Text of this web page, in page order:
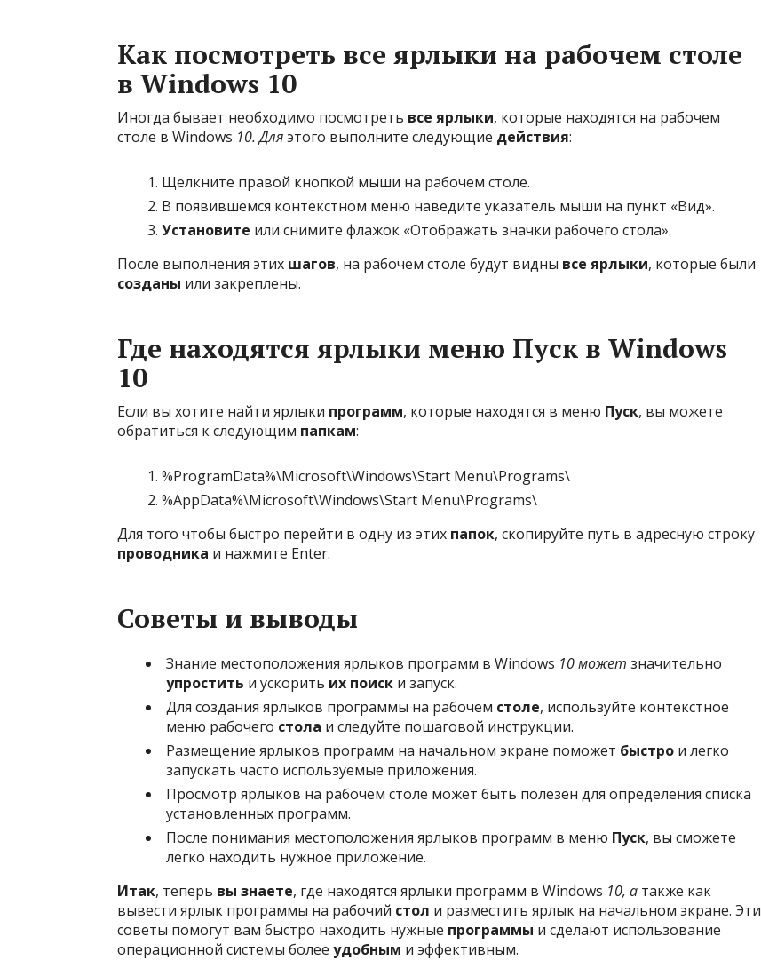
Как посмотреть все ярлыки на рабочем столе
в Windows 10
Иногда бывает необходимо посмотреть все ярлыки, которые находятся на рабочем
столе в Windows 10. Дляэтого выполните следующие действия:
Щелкните правой кнопкой мыши на рабочем столе.
В появившемся контекстном меню наведите указатель мыши на пункт «Вид».
Установите или снимите флажок «Отображать значки рабочего стола».
После выполнения этих шагов, на рабочем столе будут видны все ярлыки, которые были
созданы или закреплены.
Где находятся ярлыки меню Пуск в Windows
10
Если вы хотите найти ярлыки программ, которые находятся в меню Пуск, вы можете
обратиться к следующим папкам:
%ProgramData%\Microsoft\Windows\Start Menu\Programs\
%AppData%\Microsoft\Windows\Start Menu\Programs\
Для того чтобы быстро перейти в одну из этих папок, скопируйте путь в адресную строку
проводника и нажмите Enter.
Советы и выводы
Знание местоположения ярлыков программ в Windows 10 может значительно
упростить и ускорить их поиск и запуск.
Для создания ярлыков программы на рабочем столе, используйте контекстное
меню рабочего стола и следуйте пошаговой инструкции.
Размещение ярлыков программ на начальном экране поможет быстро и легко
запускать часто используемые приложения.
Просмотр ярлыков на рабочем столе может быть полезен для определения списка
установленных программ.
После понимания местоположения ярлыков программ в меню Пуск, вы сможете
легко находить нужное приложение.
Итак, теперь вы знаете, где находятся ярлыки программ в Windows 10, а также как
вывести ярлык программы на рабочий стол и разместить ярлык на начальном экране. Эти
советы помогут вам быстро находить нужные программы и сделают использование
операционной системы более удобным и эффективным.